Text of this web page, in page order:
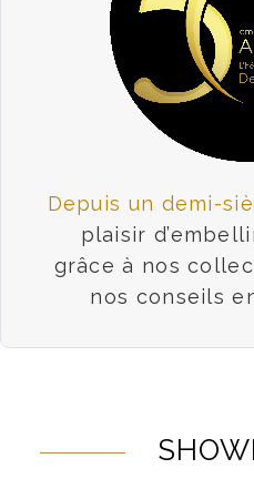
Depuis un demi-
plaisir
grâce à nos
nos conseils